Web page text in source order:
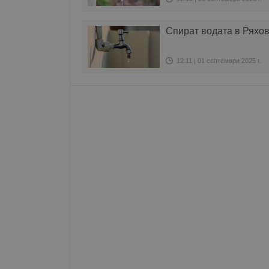
Спират водата в
12:11 | 01 септември 2025 г.